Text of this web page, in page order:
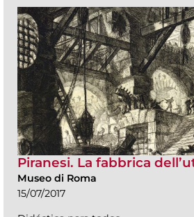
Piranesi. La fabbrica
Museo di Roma
15/07/2017